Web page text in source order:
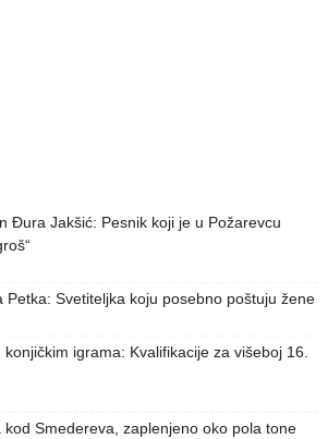
Đura Jakšić: Pesnik koji je u Požarevcu
Petka: Svetiteljka koju posebno poštuju žene
igrama: Kvalifikacije za višeboj 16.
kod Smedereva, zaplenjeno oko pola tone